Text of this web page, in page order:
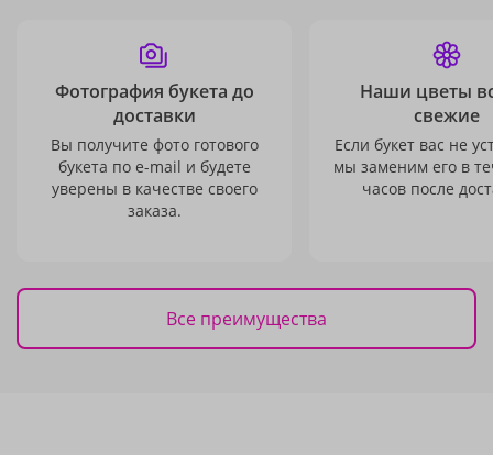
Фотография букета до
доставки
Вы получите фото готового
букета по e-mail и будете
уверены в качестве своего
заказа.
Наши цветы
свежие
Если букет вас не
мы заменим его в
часов после
Все преимущества